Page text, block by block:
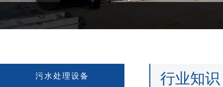
污水处理设备 行业知识